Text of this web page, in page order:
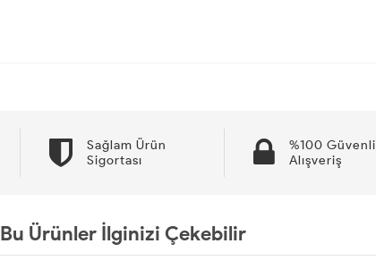
Sağlam Ürün
Sigortası
%100 Güvenli
Alışveriş
Bu Ürünler İlginizi Çekebilir